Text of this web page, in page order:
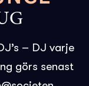
– DJ varje
görs senast